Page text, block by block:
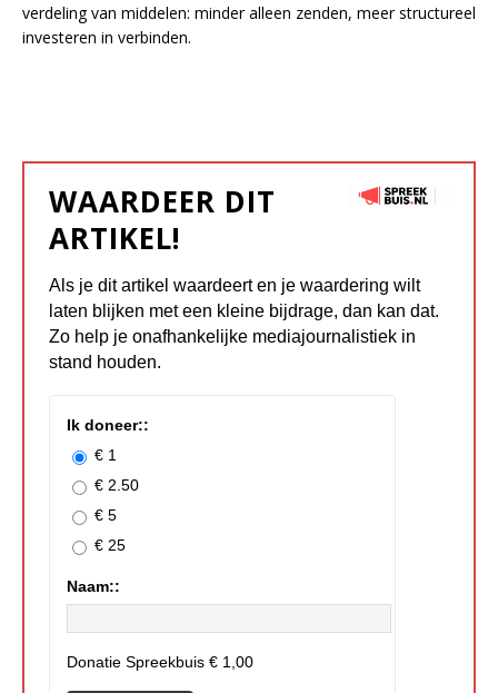
verdeling van middelen: minder alleen zenden, meer structureel
investeren in verbinden.
WAARDEER DIT
ARTIKEL!
Als je dit artikel waardeert en je waardering wilt
laten blijken met een kleine bijdrage, dan kan dat.
Zo help je onafhankelijke mediajournalistiek in
stand houden.
Ik doneer::
€ 1
€ 2.50
€ 5
€ 25
Naam::
Donatie Spreekbuis € 1,00